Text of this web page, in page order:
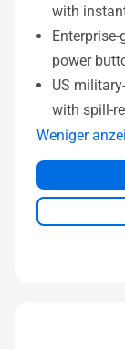
with
power
US
with spill-
Weniger